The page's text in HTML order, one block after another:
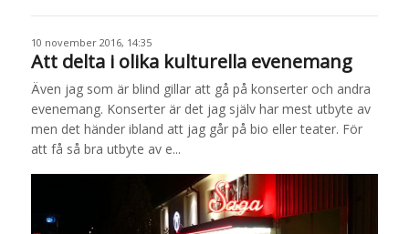
10 november 2016, 14:35
Att delta i olika kulturella evenemang
Även jag som är blind gillar att gå på konserter och andra
evenemang. Konserter är det jag själv har mest utbyte av
men det händer ibland att jag går på bio eller teater. För
att få så bra utbyte av e...